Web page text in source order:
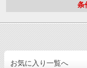
条
お気に入り一覧へ